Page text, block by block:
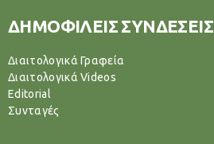
ΔΗΜΟΦΙΛΕΙΣ ΣΥΝΔΕΣΕΙΣ
Διαιτολογικά Γραφεία
Διαιτολογικά Videos
Editorial
Συνταγές